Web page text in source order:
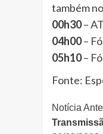
também
00h30–
04h00–
05h10–
Fonte:
Notícia